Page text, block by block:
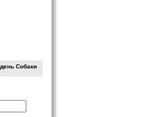
день Собаки